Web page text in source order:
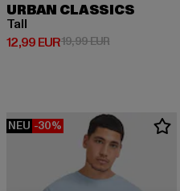
URBAN CLASSICS
Tall
12,99 EUR
Derzeitiger Preis: 12,99 EUR
19,99 EURAktionspreis:
NEU -30%